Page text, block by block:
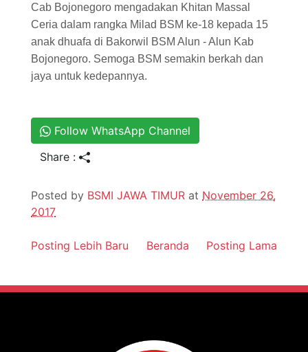
Cab Bojonegoro mengadakan Khitan Massal
Ceria dalam rangka Milad BSM ke-18 kepada 15
anak dhuafa di Bakorwil BSM Alun - Alun Kab
Bojonegoro. Semoga BSM semakin berkah dan
jaya untuk kedepannya.
Follow WhatsApp Channel
Share :
Posted by BSMI JAWA TIMUR at November 26,
2017
Posting Lebih Baru Posting Lama
Beranda